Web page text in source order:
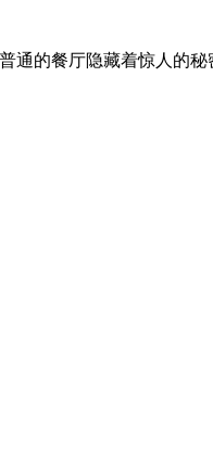
通的餐厅隐藏着惊人的